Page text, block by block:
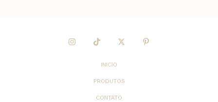
INICIO
PRODUTOS
CONTATO